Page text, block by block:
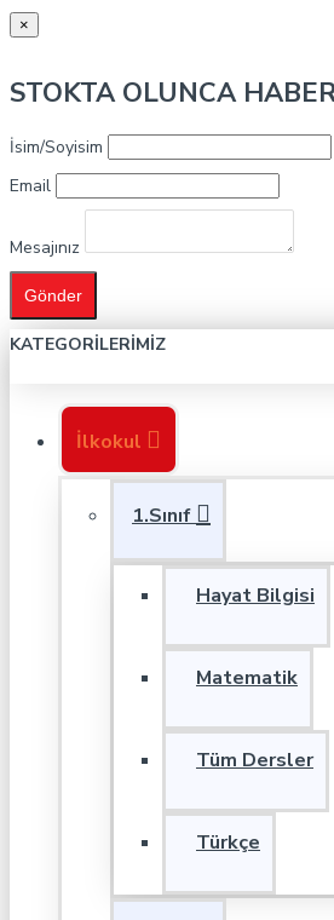
×
STOKTA OLUNCA
İsim/Soyisim
Email
Mesajınız
Gönder
KATEGORILERIMIZ
İlkokul
1.Sınıf
Hayat Bilgisi
Matematik
Tüm Dersler
Türkçe